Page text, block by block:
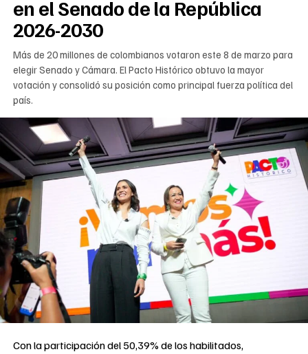
en el Senado de la República
2026-2030
Más de 20 millones de colombianos votaron este 8 de marzo para
elegir Senado y Cámara. El Pacto Histórico obtuvo la mayor
votación y consolidó su posición como principal fuerza política del
país.
Con la participación del 50,39% de los habilitados,